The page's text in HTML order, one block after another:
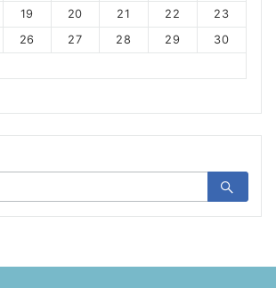
19 20 21 22
23
26 27 28 29
30